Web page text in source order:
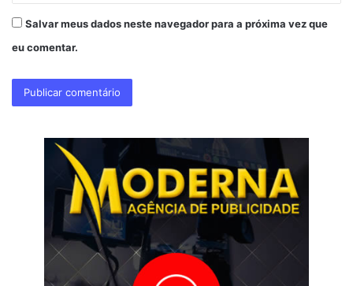
Salvar meus dados neste navegador para a próxima vez que
eu comentar.